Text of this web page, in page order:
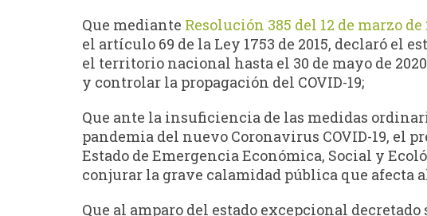
Que mediante Resolución 385 del 12 de marzo de
el artículo 69 de la Ley 1753 de 2015, declaró el
el territorio nacional hasta el 30 de mayo de
y controlar la propagación del COVID-19;
Que ante la insuficiencia de las medidas
pandemia del nuevo Coronavirus COVID-19, el
Estado de Emergencia Económica, Social y
conjurar la grave calamidad pública que afecta
Que al amparo del estado excepcional